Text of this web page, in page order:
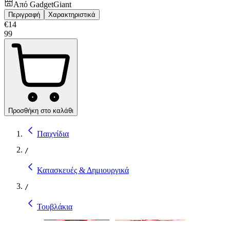
Από GadgetGiant
Περιγραφή Χαρακτηριστικά
€14
99
Προσθήκη στο καλάθι
Παιχνίδια
/
Κατασκευές & Δημιουργικά
/
Τουβλάκια